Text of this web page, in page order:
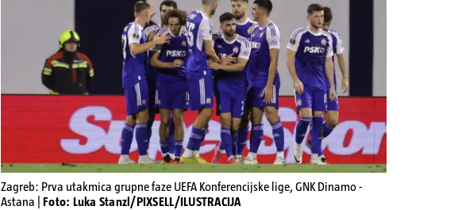
Zagreb: Prva utakmica grupne faze UEFA Konferencijske lige, GNK Dinamo -
Astana | Foto: Luka Stanzl/PIXSELL/ILUSTRACIJA